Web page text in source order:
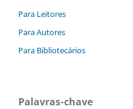
Para Leitores
Para Autores
Para Bibliotecários
Palavras-chave